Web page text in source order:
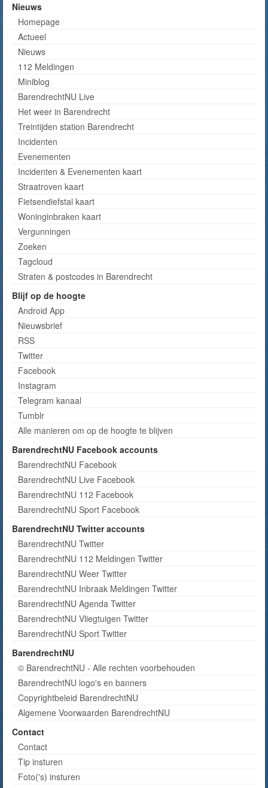
Nieuws
Homepage
Actueel
Nieuws
112 Meldingen
Miniblog
BarendrechtNU Live
Het weer in Barendrecht
Treintijden station Barendrecht
Incidenten
Evenementen
Incidenten & Evenementen kaart
Straatroven kaart
Fietsendiefstal kaart
Woninginbraken kaart
Vergunningen
Zoeken
Tagcloud
Straten & postcodes in Barendrecht
Blijf op de hoogte
Android App
Nieuwsbrief
RSS
Twitter
Facebook
Instagram
Telegram kanaal
Tumblr
Alle manieren om op de hoogte te blijven
BarendrechtNU Facebook accounts
BarendrechtNU Facebook
BarendrechtNU Live Facebook
BarendrechtNU 112 Facebook
BarendrechtNU Sport Facebook
BarendrechtNU Twitter accounts
BarendrechtNU Twitter
BarendrechtNU 112 Meldingen Twitter
BarendrechtNU Weer Twitter
BarendrechtNU Inbraak Meldingen Twitter
BarendrechtNU Agenda Twitter
BarendrechtNU Vliegtuigen Twitter
BarendrechtNU Sport Twitter
BarendrechtNU
© BarendrechtNU - Alle rechten voorbehouden
BarendrechtNU logo's en banners
Copyrightbeleid BarendrechtNU
Algemene Voorwaarden BarendrechtNU
Contact
Contact
Tip insturen
Foto('s) insturen